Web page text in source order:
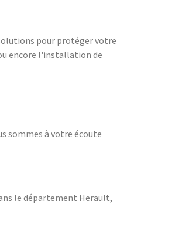
pour protéger votre
encore l'installation de
sommes à votre écoute
le département Herault,